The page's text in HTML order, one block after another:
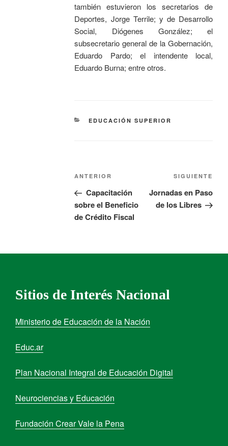
también estuvieron los secretarios de
Deportes, Jorge Terrile; y de Desarrollo
Social, Diógenes González; el
subsecretario general de la Gobernación,
Eduardo Pardo; el intendente local,
Eduardo Burna; entre otros.
EDUCACIÓN SUPERIOR
ANTERIOR
Capacitación
sobre el Beneficio
de Crédito Fiscal
SIGUIENTE
Jornadas en Paso
de los Libres
Sitios de Interés Nacional
Ministerio de Educación de la Nación
Educ.ar
Plan Nacional Integral de Educación Digital
Neurociencias y Educación
Fundación Crear Vale la Pena